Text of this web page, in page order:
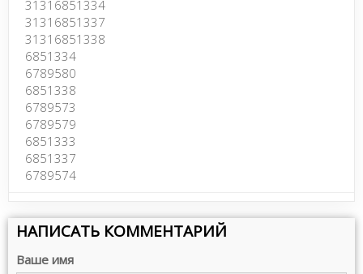
31316851334
31316851337
31316851338
6851334
6789580
6851338
6789573
6789579
6851333
6851337
6789574
НАПИСАТЬ КОММЕНТАРИЙ
Ваше имя